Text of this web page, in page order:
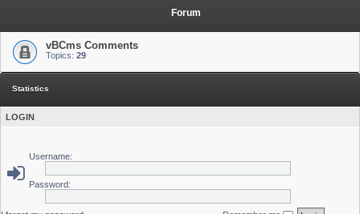
Forum
vBCms Comments
Topics: 29
Statistics
LOGIN
Username:
Password: